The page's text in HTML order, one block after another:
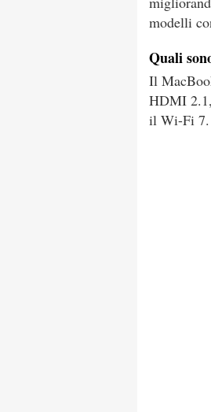
modelli
Quali
Il
HDMI
il Wi-Fi 7.